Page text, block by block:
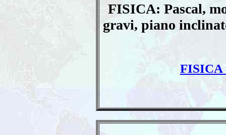
FISICA: Pascal,
gravi, piano
FISICA